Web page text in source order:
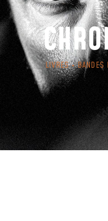
LIVRES • BANDES